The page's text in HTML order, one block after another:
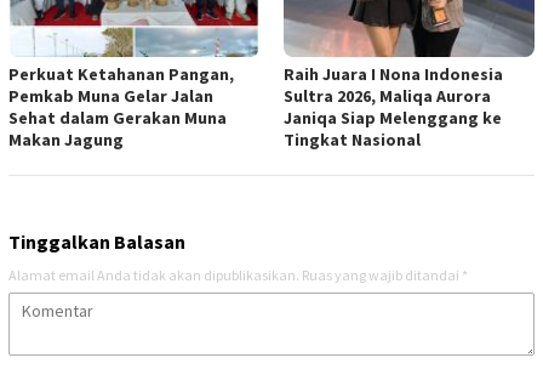
Perkuat Ketahanan Pangan,
Pemkab Muna Gelar Jalan
Sehat dalam Gerakan Muna
Makan Jagung
Raih Juara I Nona Indonesia
Sultra 2026, Maliqa Aurora
Janiqa Siap Melenggang ke
Tingkat Nasional
Tinggalkan Balasan
Alamat email Anda tidak akan dipublikasikan. Ruas yang wajib ditandai *